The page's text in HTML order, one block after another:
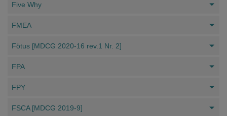
Five Why
FMEA
Fötus [MDCG 2020-16 rev.1 Nr. 2]
FPA
FPY
FSCA [MDCG 2019-9]